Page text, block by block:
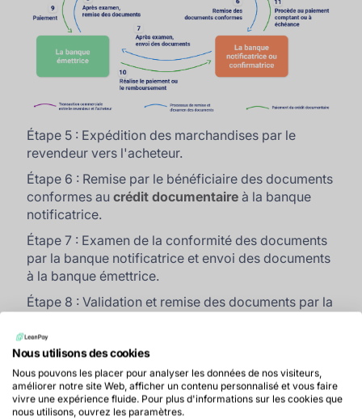
Étape 5 : Expédition des marchandises par le
revendeur vers l'acheteur.
Étape 6 : Remise par le bénéficiaire des documents
conformes aucrédit documentaire à la banque
notificatrice.
Étape 7 : Examen de la conformité des documents
par la banque notificatrice et envoi des documents
à la banque émettrice.
Étape 8 : Validation et remise des documents par la
Étape 9 : Paiement effectué par le donneur d'ordre
Étape 10 : La banque émettrice réalise le paiement
ou le remboursement du crédit à la banque
Nous utilisons des cookies
Nous pouvons les placer pour analyser les données de nos visiteurs,
améliorer notre site Web, afficher un contenu personnalisé et vous faire
vivre une expérience fluide. Pour plus d'informations sur les cookies que
nous utilisons, ouvrez les paramètres.